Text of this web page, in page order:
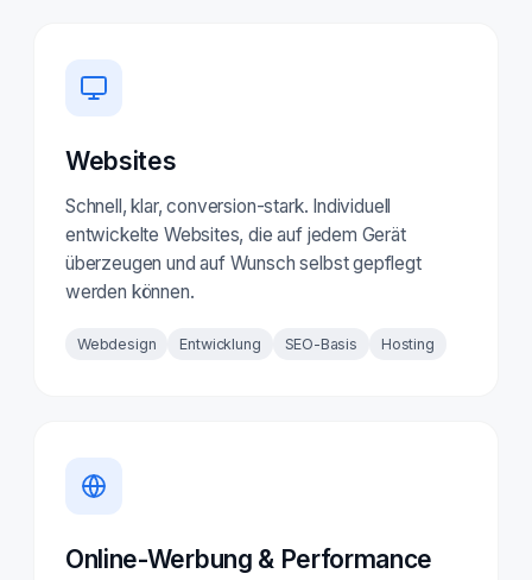
Websites
Schnell, klar, conversion-stark. Individuell
entwickelte Websites, die auf jedem Gerät
überzeugen und auf Wunsch selbst gepflegt
werden können.
Webdesign Entwicklung SEO-Basis Hosting
Online-Werbung & Performance